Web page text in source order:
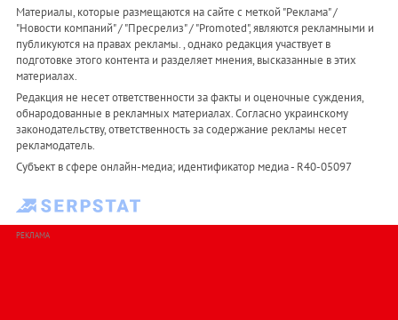
Материалы, которые размещаются на сайте с меткой "Реклама" /
"Новости компаний" / "Пресрелиз" / "Promoted", являются рекламными и
публикуются на правах рекламы. , однако редакция участвует в
подготовке этого контента и разделяет мнения, высказанные в этих
материалах.
Редакция не несет ответственности за факты и оценочные суждения,
обнародованные в рекламных материалах. Согласно украинскому
законодательству, ответственность за содержание рекламы несет
рекламодатель.
Субъект в сфере онлайн-медиа; идентификатор медиа - R40-05097
РЕКЛАМА